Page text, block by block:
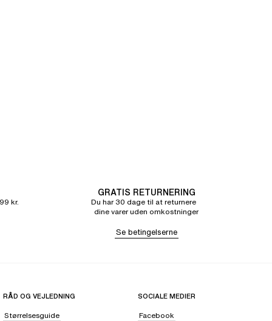
kr.
GRATIS RETURNERING
Du har 30 dage til at returnere
dine varer uden omkostninger
Se betingelserne
RÅD OG VEJLEDNING
Størrelsesguide
SOCIALE MEDIER
Facebook